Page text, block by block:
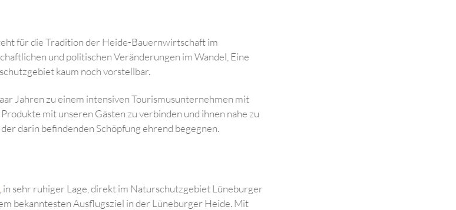
Heidehof und steht für die Tradition der Heide-Bauernwirtschaft im
der gesellschaftlichen und politischen Veränderungen im Wandel, Eine
im Naturschutzgebiet kaum noch vorstellbar.
Betrieb seit ein paar Jahren zu einem intensiven Tourismusunternehmen mit
produzierten Produkte mit unseren Gästen zu verbinden und ihnen nahe zu
diesem und der darin befindenden Schöpfung ehrend begegnen.
Oberhaverbeck , in sehr ruhiger Lage, direkt im Naturschutzgebiet Lüneburger
entfernt liegt – dem bekanntesten Ausflugsziel in der Lüneburger Heide. Mit